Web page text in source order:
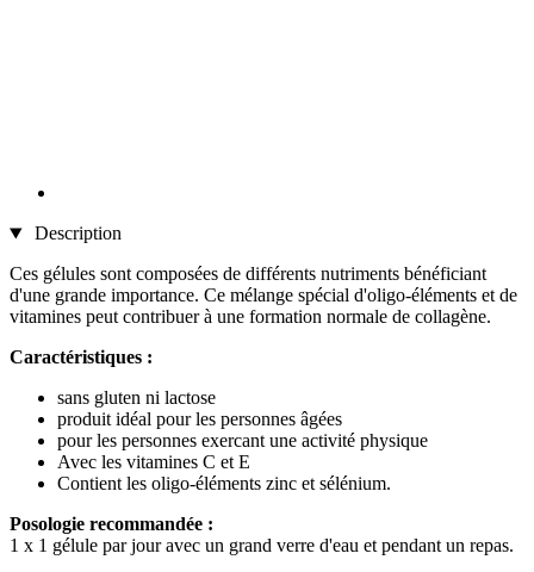
Description
Ces gélules sont composées de différents nutriments bénéficiant
d'une grande importance. Ce mélange spécial d'oligo-éléments et de
vitamines peut contribuer à une formation normale de collagène.
Caractéristiques :
sans gluten ni lactose
produit idéal pour les personnes âgées
pour les personnes exercant une activité physique
Avec les vitamines C et E
Contient les oligo-éléments zinc et sélénium.
Posologie recommandée :
1 x 1 gélule par jour avec un grand verre d'eau et pendant un repas.